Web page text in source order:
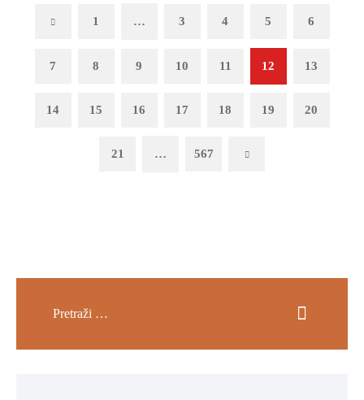
Previous1 … 3 4 5 6
7 8 9 10 11 12 13
14 15 16 17 18 19 20
21 … 567 Next